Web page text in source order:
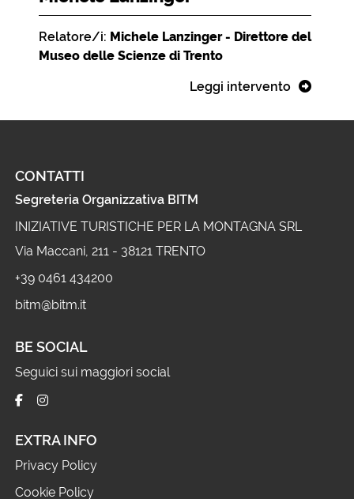
Relatore/i: Michele Lanzinger - Direttore del
Museo delle Scienze di Trento
Leggi intervento
CONTATTI
Segreteria Organizzativa BITM
INIZIATIVE TURISTICHE PER LA MONTAGNA SRL
Via Maccani, 211 - 38121 TRENTO
+39 0461 434200
bitm@bitm.it
BE SOCIAL
Seguici sui maggiori social
EXTRA INFO
Privacy Policy
Cookie Policy